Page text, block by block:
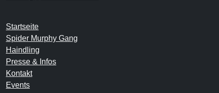
Startseite
Spider Murphy Gang
Haindling
Presse & Infos
Kontakt
Events